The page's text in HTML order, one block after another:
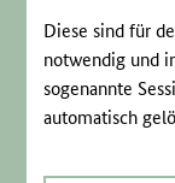
Diese sind für
notwendig und
sogenannte
automatisch